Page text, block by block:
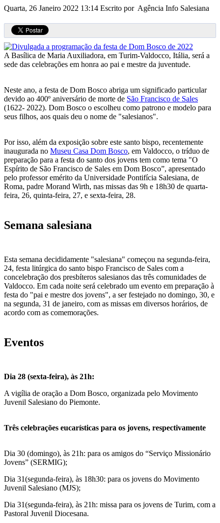
Quarta, 26 Janeiro 2022 13:14 Escrito por Agência Info Salesiana
A Basílica de Maria Auxiliadora, em Turim-Valdocco, Itália, será a
sede das celebrações em honra ao pai e mestre da juventude.
Neste ano, a festa de Dom Bosco abriga um significado particular
devido ao 400º aniversário de morte de São Francisco de Sales
(1622- 2022). Dom Bosco o escolheu como patrono e modelo para
seus filhos, aos quais deu o nome de "salesianos".
Por isso, além da exposição sobre este santo bispo, recentemente
inaugurada no Museu Casa Dom Bosco, em Valdocco, o tríduo de
preparação para a festa do santo dos jovens tem como tema "O
Espírito de São Francisco de Sales em Dom Bosco”, apresentado
pelo professor emérito da Universidade Pontifícia Salesiana, de
Roma, padre Morand Wirth, nas missas das 9h e 18h30 de quarta-
feira, 26, quinta-feira, 27, e sexta-feira, 28.
Semana salesiana
Esta semana decididamente "salesiana" começou na segunda-feira,
24, festa litúrgica do santo bispo Francisco de Sales com a
concelebração dos presbíteros salesianos das três comunidades de
Valdocco. Em cada noite será celebrado um evento em preparação à
festa do "pai e mestre dos jovens", a ser festejado no domingo, 30, e
na segunda, 31 de janeiro, com as missas em diversos horários, de
acordo com as comemorações.
Eventos
Dia 28 (sexta-feira), às 21h:
A vigília de oração a Dom Bosco, organizada pelo Movimento
Juvenil Salesiano do Piemonte.
Três celebrações eucarísticas para os jovens, respectivamente
Dia 30 (domingo), às 21h: para os amigos do “Serviço Missionário
Jovens” (SERMIG);
Dia 31(segunda-feira), às 18h30: para os jovens do Movimento
Juvenil Salesiano (MJS);
Dia 31(segunda-feira), às 21h: missa para os jovens de Turim, com a
Pastoral Juvenil Diocesana.